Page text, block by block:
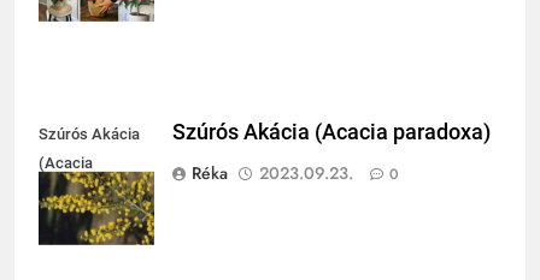
Szúrós Akácia
(Acacia
paradoxa)
Szúrós Akácia (Acacia paradoxa)
Réka
2023.09.23. 0